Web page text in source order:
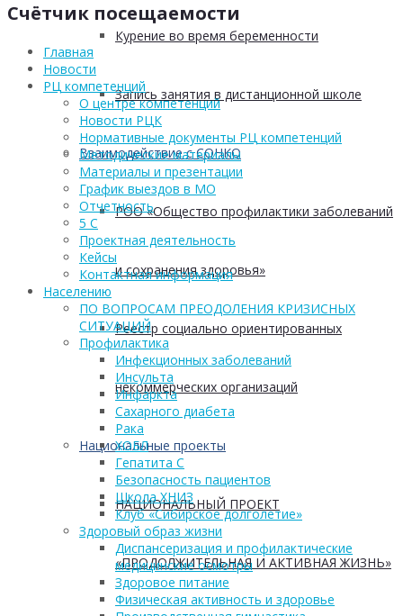
Курение во время беременности
Запись занятия в дистанционной школе
Взаимодействие с СОНКО
РОО «Общество профилактики заболеваний
и сохранения здоровья»
Реестр социально ориентированных
некоммерческих организаций
Национальные проекты
НАЦИОНАЛЬНЫЙ ПРОЕКТ
«ПРОДОЛЖИТЕЛЬНАЯ И АКТИВНАЯ ЖИЗНЬ»
Счётчик посещаемости
Главная
Новости
РЦ компетенций
О центре компетенций
Новости РЦК
Нормативные документы РЦ компетенций
Методические материалы
Материалы и презентации
График выездов в МО
Отчетность
5 С
Проектная деятельность
Кейсы
Контактная информация
Населению
ПО ВОПРОСАМ ПРЕОДОЛЕНИЯ КРИЗИСНЫХ
СИТУАЦИЙ
Профилактика
Инфекционных заболеваний
Инсульта
Инфаркта
Сахарного диабета
Рака
ХОБЛ
Гепатита С
Безопасность пациентов
Школа ХНИЗ
Клуб «Сибирское долголетие»
Здоровый образ жизни
Диспансеризация и профилактические
медицинские осмотры
Здоровое питание
Физическая активность и здоровье